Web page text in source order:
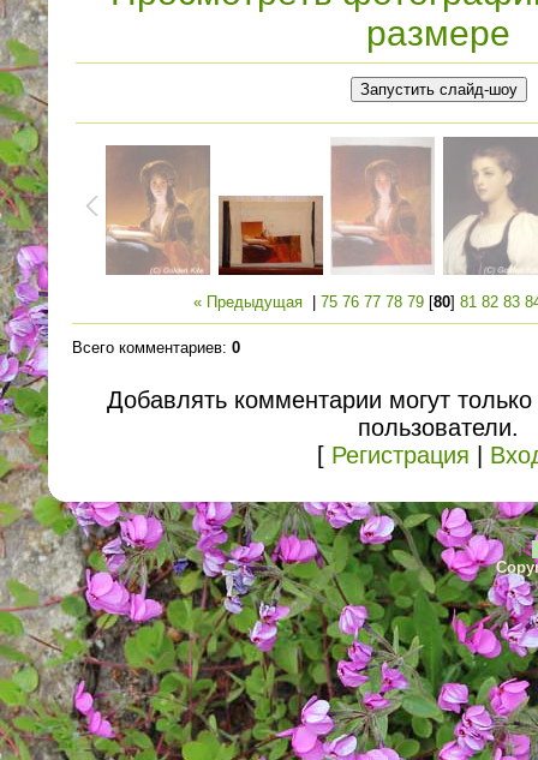
размере
« Предыдущая 75 76 77 78 79 [80] 81 82 83
Всего комментариев: 0
Добавлять комментарии могут
пользователи.
[ Регистрация